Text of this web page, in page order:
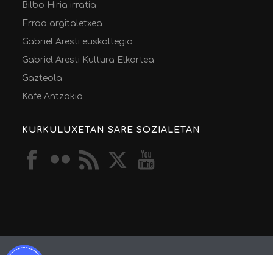
Bilbo Hiria irratia
Erroa argitaletxea
Gabriel Aresti euskaltegia
Gabriel Aresti Kultura Elkartea
Gazteola
Kafe Antzokia
KURKULUXETAN SARE SOZIALETAN